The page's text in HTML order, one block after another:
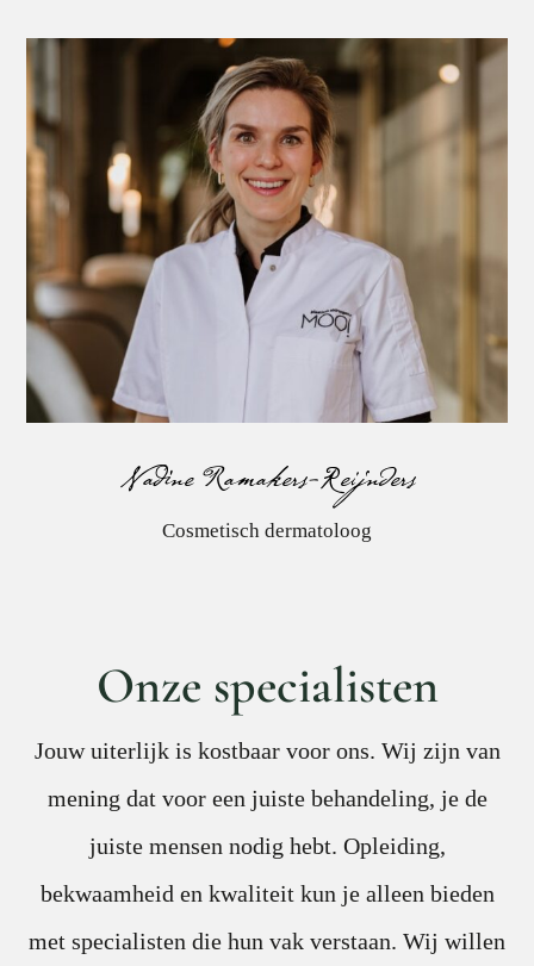
Nadine Ramakers-Reijnders
Nadine Ramakers-Reijnders
Cosmetisch dermatoloog
Onze specialisten
Jouw uiterlijk is kostbaar voor ons. Wij zijn van
mening dat voor een juiste behandeling, je de
juiste mensen nodig hebt. Opleiding,
bekwaamheid en kwaliteit kun je alleen bieden
met specialisten die hun vak verstaan. Wij willen